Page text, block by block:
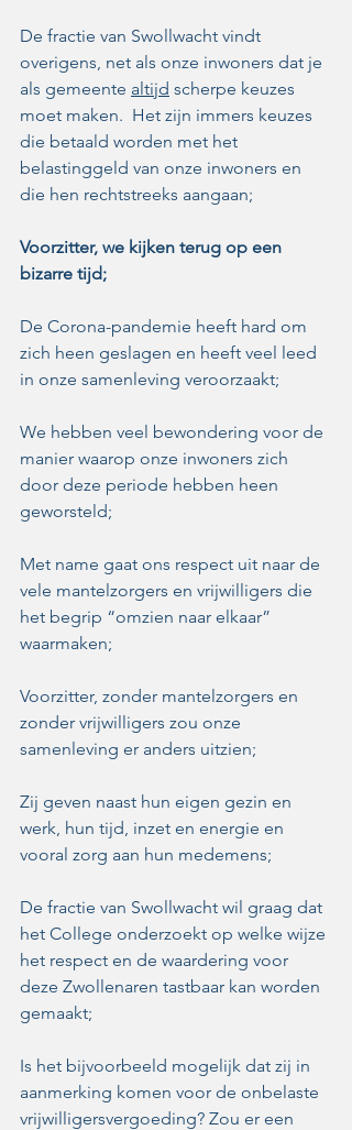
De fractie van Swollwacht vindt
overigens, net als onze inwoners dat je
als gemeente altijd scherpe keuzes
moet maken.  Het zijn immers keuzes
die betaald worden met het
belastinggeld van onze inwoners en
die hen rechtstreeks aangaan;
Voorzitter, we kijken terug op een
bizarre tijd;
De Corona-pandemie heeft hard om
zich heen geslagen en heeft veel leed
in onze samenleving veroorzaakt;
We hebben veel bewondering voor de
manier waarop onze inwoners zich
door deze periode hebben heen
geworsteld;
Met name gaat ons respect uit naar de
vele mantelzorgers en vrijwilligers die
het begrip “omzien naar elkaar”
waarmaken;
Voorzitter, zonder mantelzorgers en
zonder vrijwilligers zou onze
samenleving er anders uitzien;
Zij geven naast hun eigen gezin en
werk, hun tijd, inzet en energie en
vooral zorg aan hun medemens;
De fractie van Swollwacht wil graag dat
het College onderzoekt op welke wijze
het respect en de waardering voor
deze Zwollenaren tastbaar kan worden
gemaakt;
Is het bijvoorbeeld mogelijk dat zij in
aanmerking komen voor de onbelaste
vrijwilligersvergoeding? Zou er een